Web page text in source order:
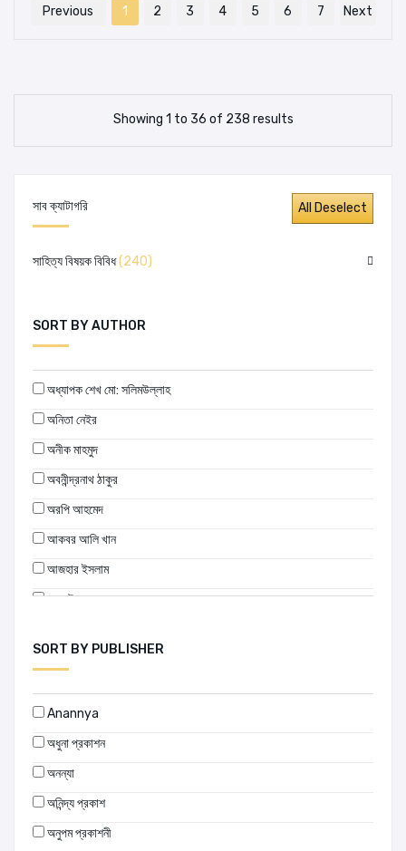
সাব ক্যাটাগরি
সাহিত্য বিষয়ক বিবিধ(240)
SORT BY AUTHOR
অধ্যাপক শেখ মো: সলিমউল্লাহ
অনিতা নেইর
অনীক মাহমুদ
অবনীন্দ্রনাথ ঠাকুর
অরপি আহমেদ
আকবর আলি খান
আজহার ইসলাম
আতাউর রহমান
আনিসুল হক
আনু মুহাম্মদ
আনোয়ার সেলিম
আবদুল্লাহ আবু সায়ীদ
আবুল কাশেম ফজলুল হক
SORT BY PUBLISHER
Anannya
অধুনা প্রকাশন
অনন্যা
অনিন্দ্য প্রকাশ
অনুপম প্রকাশনী
Previous 1 2 3 4 5 6 7 Next
Showing 1 to 36 of 238 results